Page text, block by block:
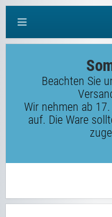
Beachten Sie
Wir nehmen ab
auf. Die Ware